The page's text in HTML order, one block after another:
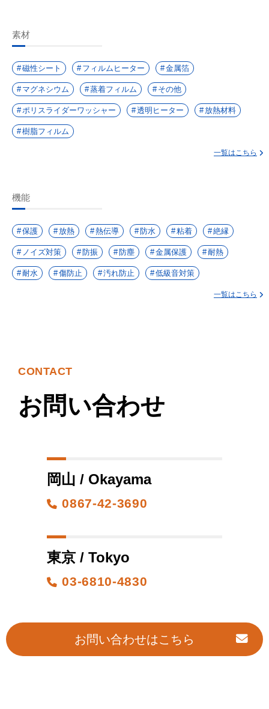
素材
磁性シート フィルムヒーター 金属箔
マグネシウム 蒸着フィルム その他
ポリスライダーワッシャー 透明ヒーター 放熱材料
樹脂フィルム
一覧はこちら
機能
保護 放熱 熱伝導 防水 粘着 絶縁
ノイズ対策 防振 防塵 金属保護 耐熱
耐水 傷防止 汚れ防止 低級音対策
一覧はこちら
CONTACT
お問い合わせ
岡山 / Okayama
0867-42-3690
東京 / Tokyo
03-6810-4830
お問い合わせはこちら